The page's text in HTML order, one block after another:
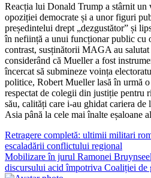
Reacția lui Donald Trump a stârnit un
opoziției democrate și a unor figuri
președintelui drept „dezgustător” și
în neființă a unui funcționar public cu
contrast, susținătorii MAGA au
considerând că Mueller a fost
încercat să submineze voința
politice, Robert Mueller lasă în urmă
respectat de colegii din justiție pentru
său, calități care i-au ghidat cariera de
Asia până la cele mai înalte eșaloane
Navigare
în
articole
Retragere completă: ultimii militari
escaladării conflictului regional
Mobilizare în jurul Ramonei
discursului acid împotriva Coaliției de